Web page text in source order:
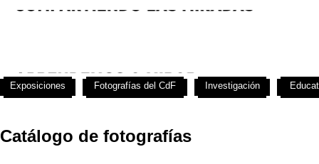
Catálogo de fotografías
Exposiciones Fotografías del CdF Investigación